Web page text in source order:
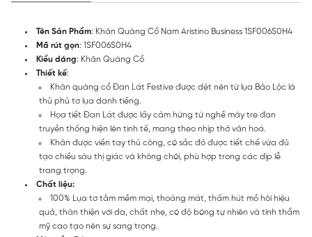
Tên Sản Phẩm: Khăn Quàng Cổ Nam Aristino Business 1SF006S0H4
Mã rút gọn: 1SF006S0H4
Kiểu dáng: Khăn Quàng Cổ
Thiết kế:
Khăn quàng cổ Đan Lát Festive được dệt nên từ lụa Bảo Lộc là
thủ phủ tơ lụa danh tiếng.
Họa tiết Đan Lát được lấy cảm hứng từ nghề mây tre đan
truyền thống hiện lên tinh tế, mang theo nhịp thở văn hoá.
Khăn được viền tay thủ công, có sắc đỏ được tiết chế vừa đủ
tạo chiều sâu thị giác và không chói, phù hợp trong các dịp lễ
trang trọng.
Chất liệu:
100% Lụa tơ tằm mềm mại, thoáng mát, thấm hút mồ hôi hiệu
quả, thân thiện với da, chất nhẹ, có độ bóng tự nhiên và tính thẩm
mỹ cao tạo nên sự sang trọng.